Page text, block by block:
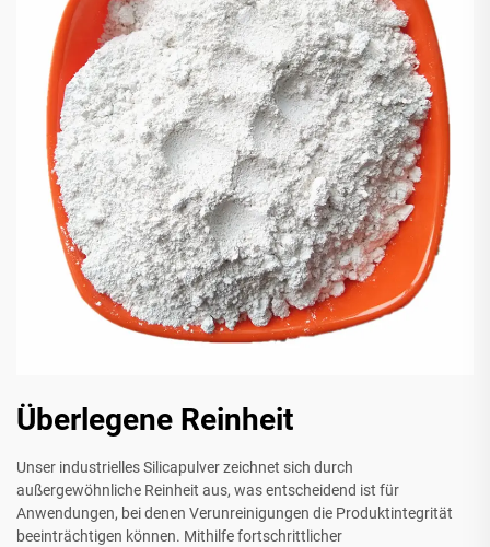
Überlegene Reinheit
Unser industrielles Silicapulver zeichnet sich durch
außergewöhnliche Reinheit aus, was entscheidend ist für
Anwendungen, bei denen Verunreinigungen die Produktintegrität
beeinträchtigen können. Mithilfe fortschrittlicher